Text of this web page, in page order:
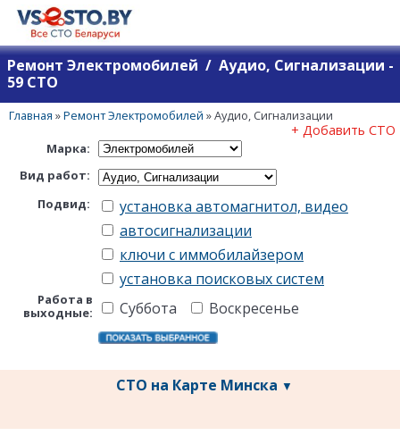
Ремонт Электромобилей / Аудио, Сигнализации -
59 СТО
Главная »Ремонт Электромобилей »Аудио, Сигнализации
+ Добавить СТО
Марка:
Вид работ:
Подвид:
установка автомагнитол, видео
автосигнализации
ключи с иммобилайзером
установка поисковых систем
Работа в
выходные:
Суббота Воскресенье
СТО на Карте Минска ▼